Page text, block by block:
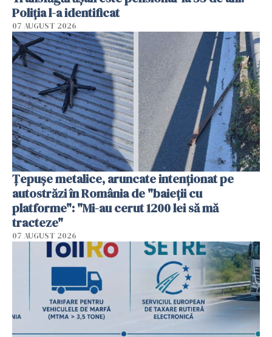
Poliția l-a identificat
07 AUGUST 2026
Țepușe metalice, aruncate intenționat pe
autostrăzi în România de "baieții cu
platforme": "Mi-au cerut 1200 lei să mă
tracteze"
07 AUGUST 2026